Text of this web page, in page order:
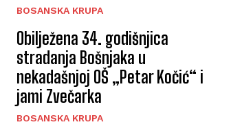
BOSANSKA KRUPA
Obilježena 34. godišnjica
stradanja Bošnjaka u
nekadašnjoj OŠ „Petar Kočić“ i
jami Zvečarka
BOSANSKA KRUPA